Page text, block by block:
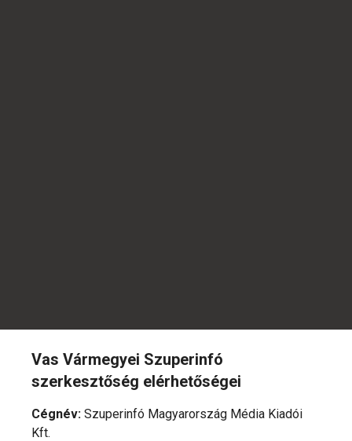
Vas Vármegyei Szuperinfó
szerkesztőség elérhetőségei
Cégnév: Szuperinfó Magyarország Média Kiadói
Kft.